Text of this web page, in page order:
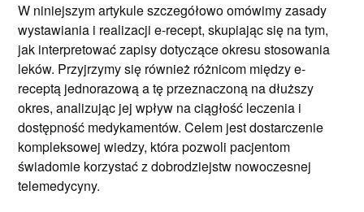
W niniejszym artykule szczegółowo omówimy zasady
wystawiania i realizacji e-recept, skupiając się na tym,
jak interpretować zapisy dotyczące okresu stosowania
leków. Przyjrzymy się również różnicom między e-
receptą jednorazową a tę przeznaczoną na dłuższy
okres, analizując jej wpływ na ciągłość leczenia i
dostępność medykamentów. Celem jest dostarczenie
kompleksowej wiedzy, która pozwoli pacjentom
świadomie korzystać z dobrodziejstw nowoczesnej
telemedycyny.